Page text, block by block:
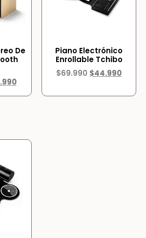
De
Piano Electrónico
Enrollable Tchibo
$69.990 $44.990